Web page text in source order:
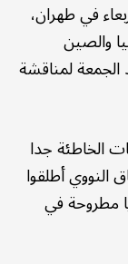
في طهران،
والصين
لمناقشة
الخاطئة جدا
النووي أطلقوا
مطروحة في